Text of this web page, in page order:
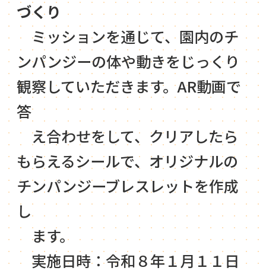
づくり
ミッションを通じて、園内のチ
ンパンジーの体や動きをじっくり
観察していただきます。AR動画で
答
え合わせをして、クリアしたら
もらえるシールで、オリジナルの
チンパンジーブレスレットを作成
し
ます。
実施日時：令和８年１月１１日